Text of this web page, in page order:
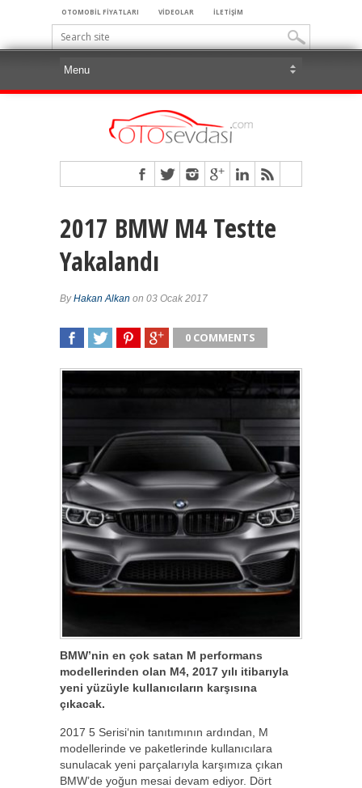
OTOMOBİL FİYATLARI VİDEOLAR İLETİŞİM
2017 BMW M4 Testte
Yakalandı
ByHakan Alkan on 03 Ocak 2017
0 COMMENTS
BMW’nin en çok satan M performans
modellerinden olan M4, 2017 yılı itibarıyla
yeni yüzüyle kullanıcıların karşısına
çıkacak.
2017 5 Serisi‘nin tanıtımının ardından, M
modellerinde ve paketlerinde kullanıcılara
sunulacak yeni parçalarıyla karşımıza çıkan
BMW’de yoğun mesai devam ediyor. Dört